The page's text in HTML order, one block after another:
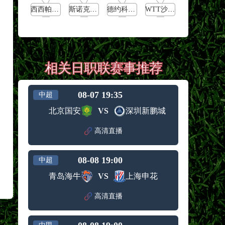
西西帕斯vs施特鲁夫 斯诺克元老斯诺克世锦赛1/4决赛 德约科维奇vs穆泰 WTT沙特大满贯男单决赛
相关日职联赛事推荐
中超 08-07 19:35
北京国安 VS 深圳新鹏城
高清直播
中超 08-08 19:00
青岛海牛 VS 上海申花
高清直播